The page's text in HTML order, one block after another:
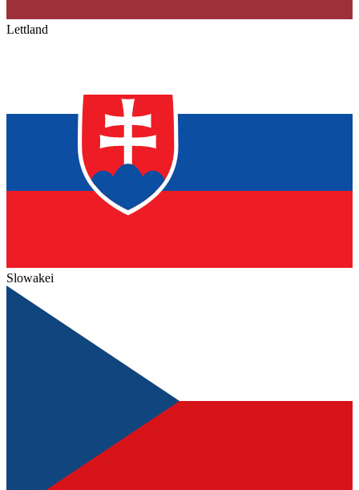
Lettland
Slowakei